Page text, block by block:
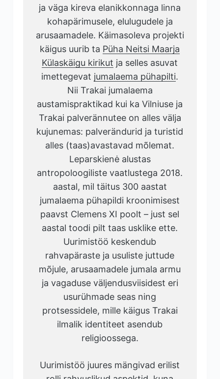
ja väga kireva elanikkonnaga linna
kohapärimusele, elulugudele ja
arusaamadele. Käimasoleva projekti
käigus uurib ta Püha Neitsi Maarja
Külaskäigu kirikut ja selles asuvat
imettegevat jumalaema pühapilti.
Nii Trakai jumalaema
austamispraktikad kui ka Vilniuse ja
Trakai palverännutee on alles välja
kujunemas: palverändurid ja turistid
alles (taas)avastavad mõlemat.
Leparskienė alustas
antropoloogiliste vaatlustega 2018.
aastal, mil täitus 300 aastat
jumalaema pühapildi kroonimisest
paavst Clemens XI poolt – just sel
aastal toodi pilt taas usklike ette.
Uurimistöö keskendub
rahvapäraste ja usuliste juttude
mõjule, arusaamadele jumala armu
ja vagaduse väljendusviisidest eri
usurühmade seas ning
protsessidele, mille käigus Trakai
ilmalik identiteet asendub
religioossega.
Uurimistöö juures mängivad erilist